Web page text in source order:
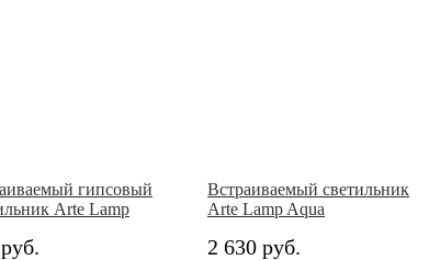
гипсовый
Arte Lamp
Встраиваемый светильник
Arte Lamp Aqua
2 630 руб.